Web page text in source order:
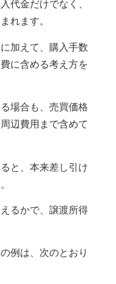
代金だけでなく、
れます。
加えて、購入手数
に含める考え方を
場合も、売買価格
辺費用まで含めて
と、本来差し引け
るかで、譲渡所得
例は、次のとおり